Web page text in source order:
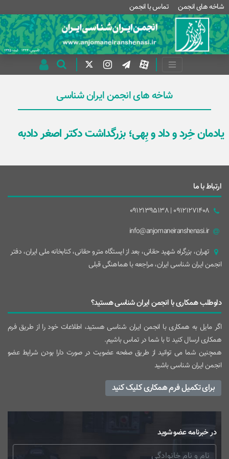
شاخه های انجمن تماس با انجمن
شاخه های انجمن ایران شناسی
یادمان خِرد و داد و بِهی؛ بزرگداشت دکتر اصغر دادبه
ارتباط با ما
09121271408 | 09121395138
info@anjomaneiranshenasi.ir
تهران، بزرگراه شهيد حقانی، بعد از ايستگاه مترو حقانی، کتابخانه ملی ایران، دفتر
انجمن ایران شناسی ایران، مراجعه با هماهنگی قبلی
داوطلب همکاری با انجمن ایران شناسی هستید؟
اگر مایل به همکاری با انجمن ایران شناسی هستید، اطلاعات خود را از طریق فرم
همکاری ارسال کنید تا با شما در تماس باشیم.
همچنین شما می توانید از طریق صفحه عضویت در صورت دارا بودن شرایط عضو
انجمن ایران شناسی باشید
برای تکمیل فرم همکاری کلیک کنید
در خبرنامه عضو شوید